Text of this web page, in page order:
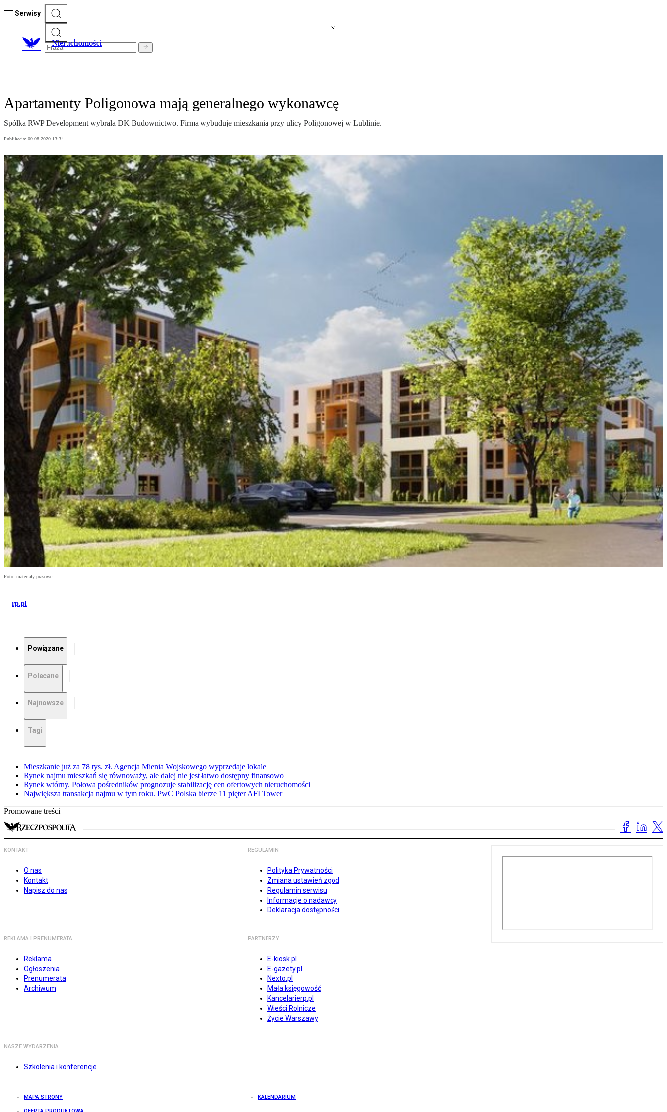
Serwisy
Nieruchomości
Apartamenty Poligonowa mają generalnego wykonawcę
Spółka RWP Development wybrała DK Budownictwo. Firma wybuduje mieszkania przy ulicy Poligonowej w Lublinie.
Publikacja: 09.08.2020 13:34
Foto: materiały prasowe
rp.pl
Powiązane
Polecane
Najnowsze
Tagi
Mieszkanie już za 78 tys. zł. Agencja Mienia Wojskowego wyprzedaje lokale
Rynek najmu mieszkań się równoważy, ale dalej nie jest łatwo dostępny finansowo
Rynek wtórny. Połowa pośredników prognozuje stabilizację cen ofertowych nieruchomości
Największa transakcja najmu w tym roku. PwC Polska bierze 11 pięter AFI Tower
Promowane treści
KONTAKT
O nas
Kontakt
Napisz do nas
REGULAMIN
Polityka Prywatności
Zmiana ustawień zgód
Regulamin serwisu
Informacje o nadawcy
Deklaracja dostępności
REKLAMA I PRENUMERATA
Reklama
Ogłoszenia
Prenumerata
Archiwum
PARTNERZY
E-kiosk.pl
E-gazety.pl
Nexto.pl
Mała księgowość
Kancelarierp.pl
Wieści Rolnicze
Życie Warszawy
NASZE WYDARZENIA
Szkolenia i konferencje
MAPA STRONY KALENDARIUM